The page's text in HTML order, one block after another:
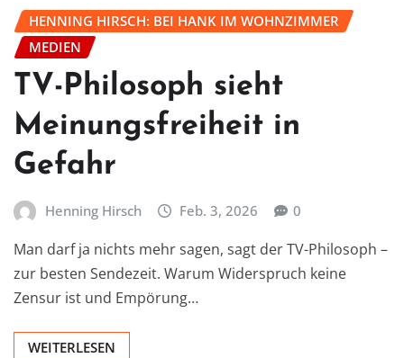
HENNING HIRSCH: BEI HANK IM WOHNZIMMER
MEDIEN
TV-Philosoph sieht
Meinungsfreiheit in
Gefahr
Henning Hirsch Feb. 3, 2026 0
Man darf ja nichts mehr sagen, sagt der TV-Philosoph –
zur besten Sendezeit. Warum Widerspruch keine
Zensur ist und Empörung…
WEITERLESEN